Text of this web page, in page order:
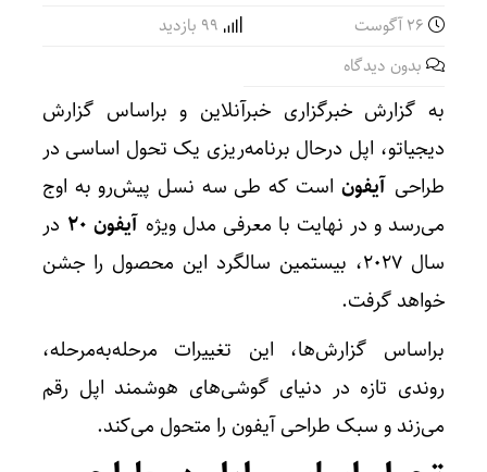
بدون دیدگاه
به گزارش خبرگزاری خبرآنلاین و براساس گزارش
دیجیاتو، اپل درحال برنامه‌ریزی یک تحول اساسی در
طراحی آیفوناست که طی سه نسل پیش‌رو به اوج
می‌رسد و در نهایت با معرفی مدل ویژه آیفون ۲۰
در
سال ۲۰۲۷، بیستمین سالگرد این محصول را جشن
خواهد گرفت.
براساس گزارش‌ها، این تغییرات مرحله‌به‌مرحله،
روندی تازه در دنیای گوشی‌های هوشمند اپل رقم
می‌زند و سبک طراحی آیفون را متحول می‌کند.